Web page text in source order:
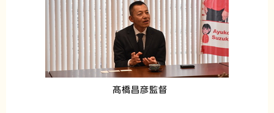
髙橋昌彦監督